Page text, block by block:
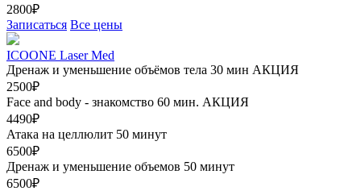
2800₽
Записаться Все цены
ICOONE Laser Med
Дренаж и уменьшение объёмов тела 30 мин АКЦИЯ
2500₽
Face and body - знакомство 60 мин. АКЦИЯ
4490₽
Атака на целлюлит 50 минут
6500₽
Дренаж и уменьшение объемов 50 минут
6500₽